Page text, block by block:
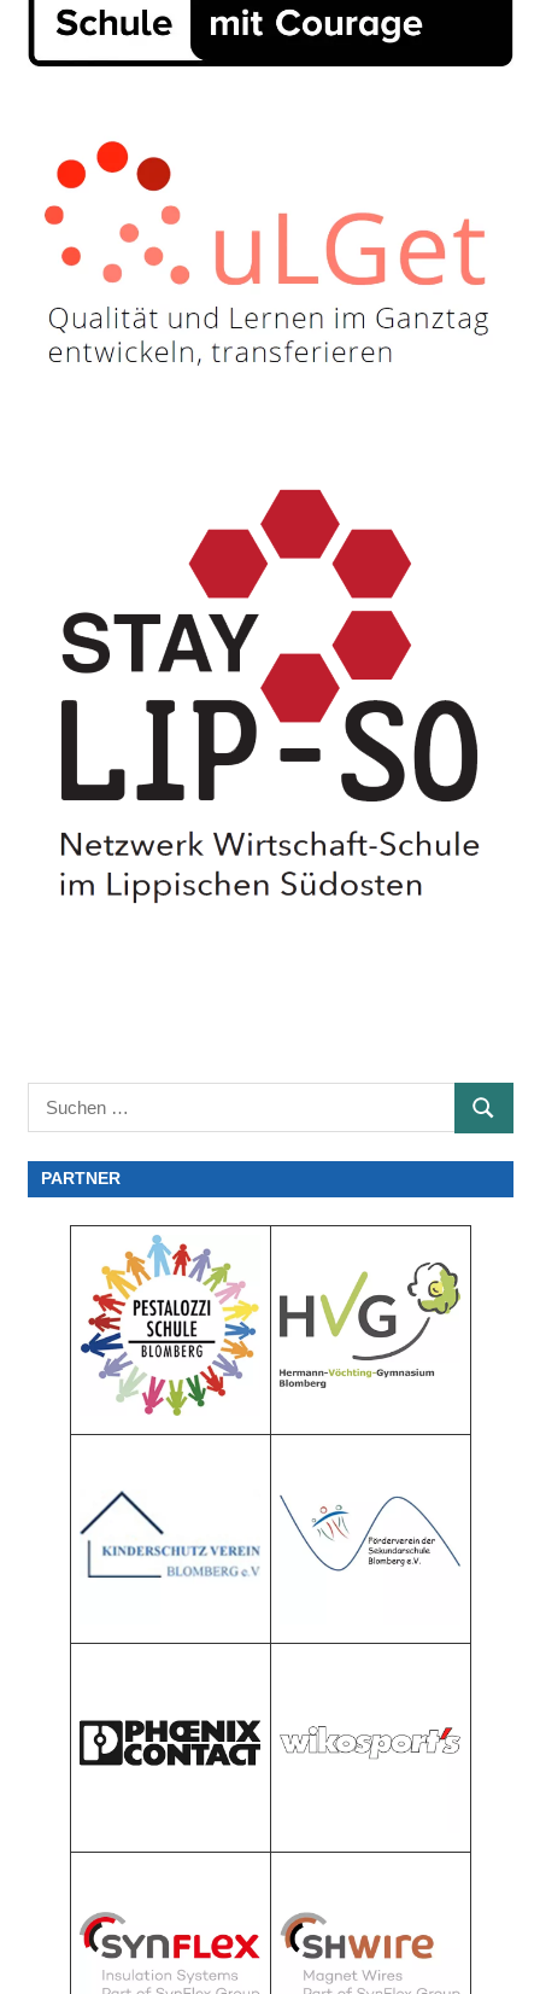
Suchen
nach:
SUCHEN
PARTNER